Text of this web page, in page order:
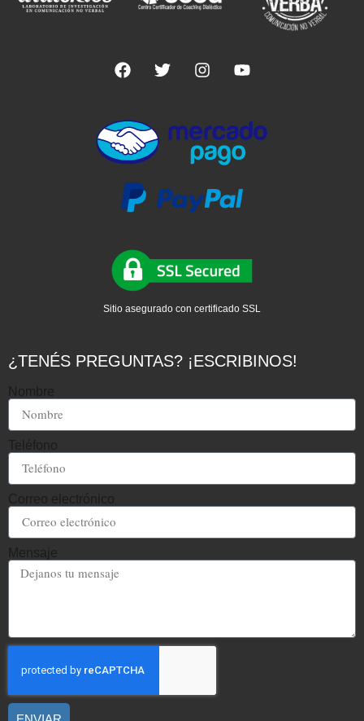
Sitio asegurado con certificado SSL
¿TENÉS PREGUNTAS? ¡ESCRIBINOS!